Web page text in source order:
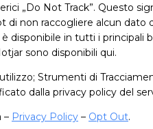
„Do Not Track”. Questo
di non raccogliere alcun dato
disponibile in tutti i principali
sono disponibili qui.
Strumenti di
dalla privacy policy del
– Privacy Policy – Opt Out.